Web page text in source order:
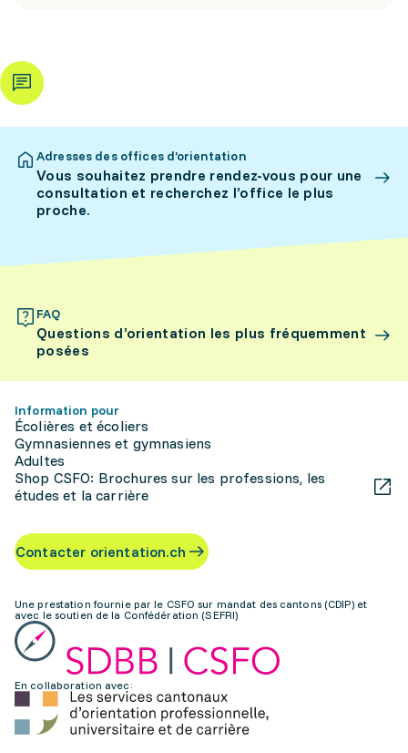
Adresses des offices d’orientation
Vous souhaitez prendre rendez-vous pour une
consultation et recherchez l’office le plus
proche.
FAQ
Questions d’orientation les plus fréquemment
posées
Information pour
Écolières et écoliers
Gymnasiennes et gymnasiens
Adultes
Shop CSFO: Brochures sur les professions, les
études et la carrière
Contacter orientation.ch
Une prestation fournie par le CSFO sur mandat des cantons (CDIP) et
avec le soutien de la Confédération (SEFRI)
En collaboration avec: